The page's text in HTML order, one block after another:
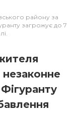
району за
загрожує до 7
незаконне